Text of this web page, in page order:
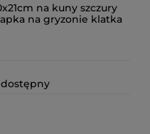
na kuny szczury
na gryzonie klatka